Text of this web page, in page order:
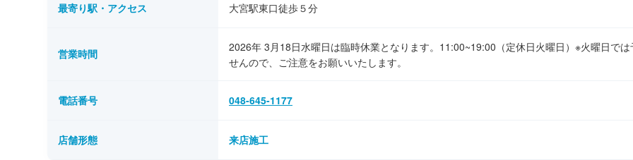
最寄り駅・アクセス 大宮駅東口徒歩５分
営業時間
2026年 3月18日水曜日は臨時休業となります。11:00~19:00（定休日火曜日）※火曜日で
せんので、ご注意をお願いいたします。
電話番号 048-645-1177
店舗形態 来店施工